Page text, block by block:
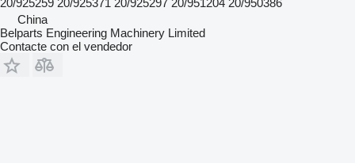
China
Belparts Engineering Machinery Limited
Contacte con el vendedor